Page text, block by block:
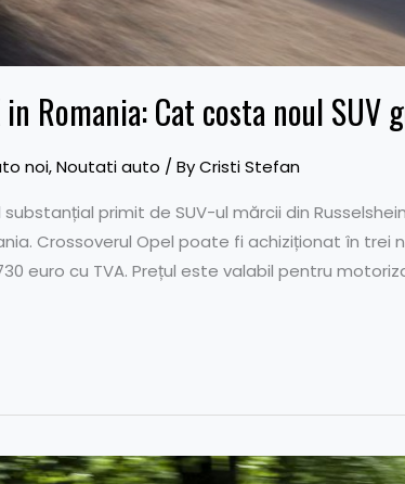
Romania: Cat costa noul SUV
noi,Noutati auto / ByCristi Stefan
substanțial primit de SUV-ul mărcii din
Crossoverul Opel poate fi achiziționat în trei
euro cu TVA. Prețul este valabil pentru